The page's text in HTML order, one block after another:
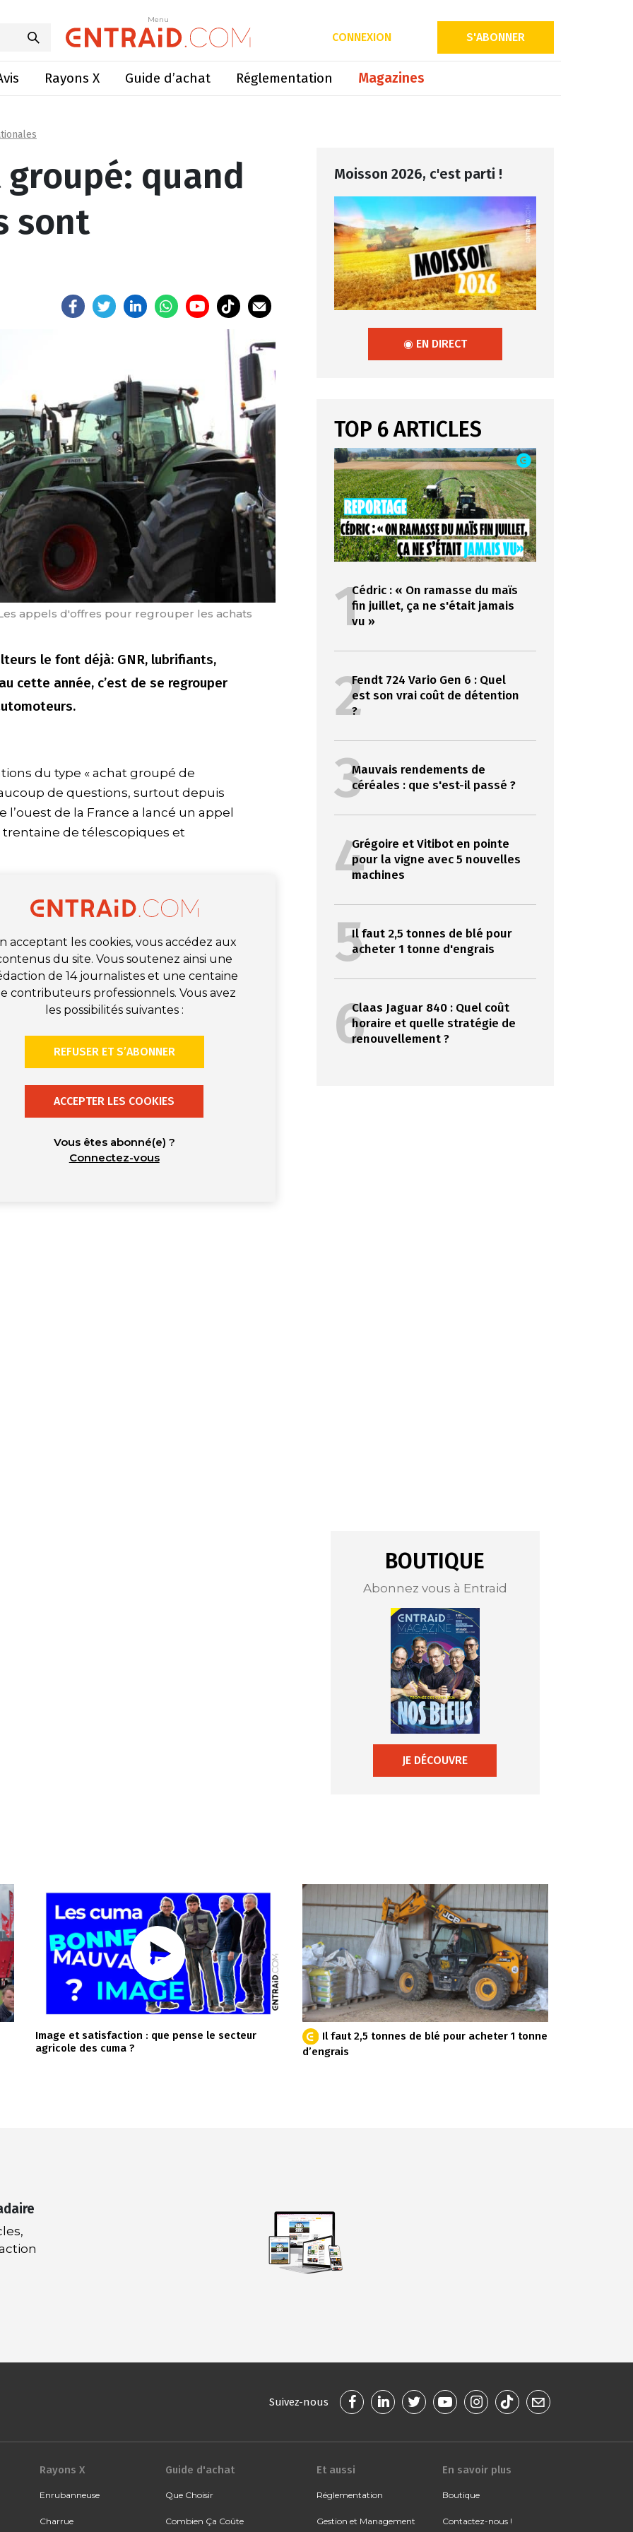
Menu
CONNEXION S'ABONNER
Rayons X Guide d’achat Réglementation Magazines
Menu
les habitudes sont bousculées
quand
sont
appels d'offres pour regrouper les achats
le font déjà: GNR, lubrifiants,
cette année, c’est de se regrouper
du type « achat groupé de
de questions, surtout depuis
de la France a lancé un appel
trentaine de télescopiques et
acceptant les cookies, vous accédez aux
du site. Vous soutenez ainsi une
de 14 journalistes et une centaine
contributeurs professionnels. Vous avez
les possibilités suivantes :
REFUSER ET S’ABONNER
ACCEPTER LES COOKIES
Vous êtes abonné(e) ?
Connectez-vous
Moisson 2026, c'est parti !
◉ EN DIRECT
TOP 6 ARTICLES
1Cédric : « On ramasse du maïs
fin juillet, ça ne s'était jamais
vu »
2Fendt 724 Vario Gen 6 : Quel
est son vrai coût de détention
?
3Mauvais rendements de
céréales : que s'est-il passé ?
4Grégoire et Vitibot en pointe
pour la vigne avec 5 nouvelles
machines
5Il faut 2,5 tonnes de blé pour
acheter 1 tonne d'engrais
6Claas Jaguar 840 : Quel coût
horaire et quelle stratégie de
renouvellement ?
BOUTIQUE
Abonnez vous à Entraid
JE DÉCOUVRE
Image et satisfaction : que pense le secteur
agricole des cuma ?
Il faut 2,5 tonnes de blé pour acheter 1 tonne
d’engrais
Suivez-nous
Rayons X
Enrubanneuse
Charrue
Guide d'achat
Que Choisir
Combien Ça Coûte
Et aussi
Réglementation
Gestion et Management
En savoir plus
Boutique
Contactez-nous !